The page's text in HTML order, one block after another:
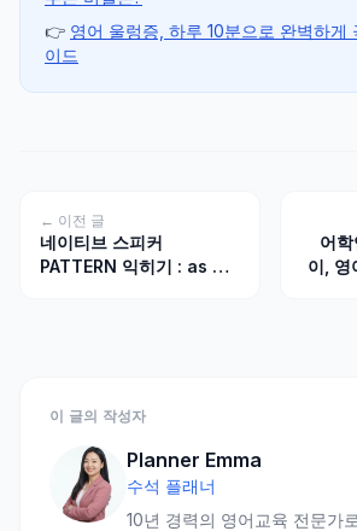
👉 영어 울렁증, 하루 10분으로 완벽하게
이드
← 이전 글
네이티브 스피커
PATTERN 익히기 : as 형
어
이, 영
이 글의 작성자
Planner Emma
수석 플래너
10년 경력의 영어교육 전문가